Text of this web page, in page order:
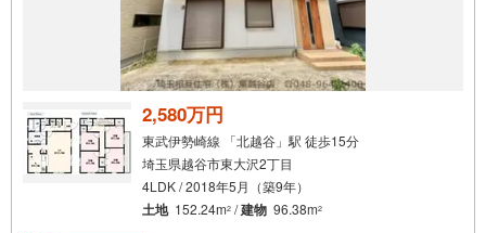
2,580万円
東武伊勢崎線 「北越谷」駅 徒歩15分
埼玉県越谷市東大沢2丁目
4LDK / 2018年5月（築9年）
土地 152.24m2 /建物 96.38m2